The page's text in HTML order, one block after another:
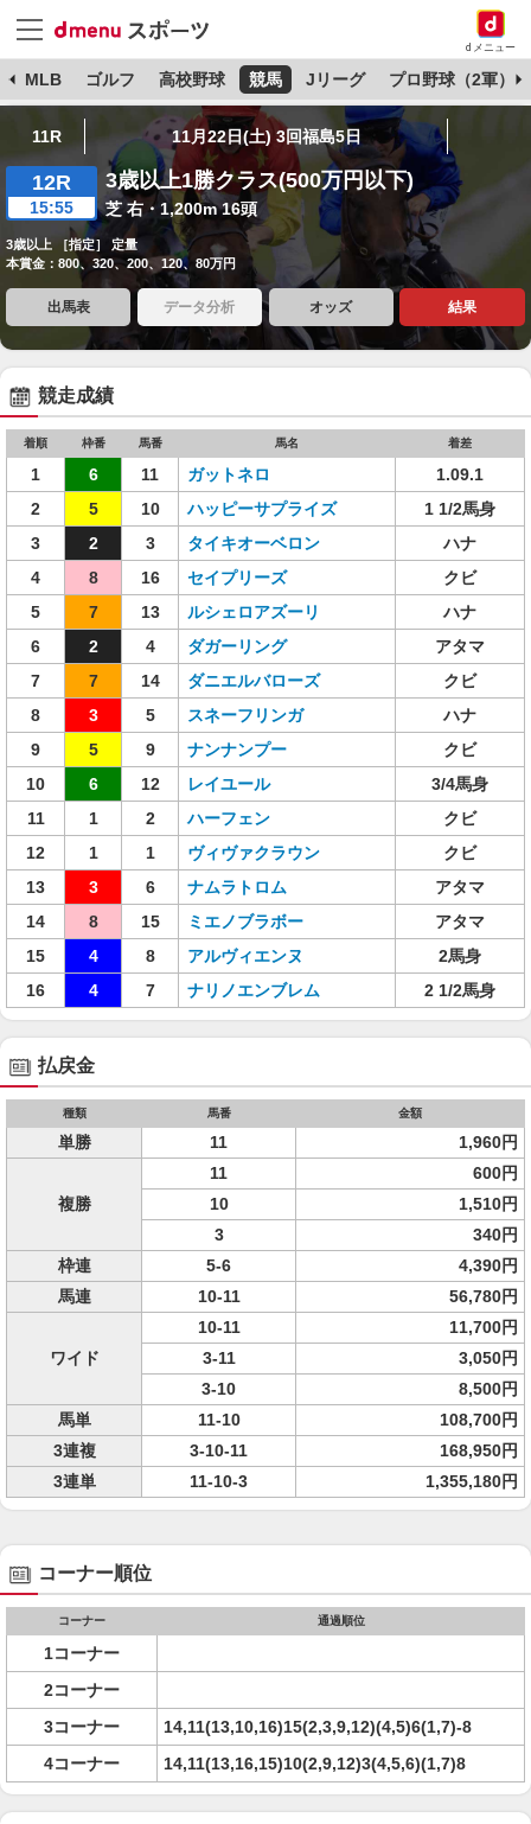
dメニュー
MLB ゴルフ 高校野球 競馬 Jリーグ プロ野球（2軍）
11R 11月22日(土) 3回福島5日
12R
15:55
3歳以上1勝クラス(500万円以下)
芝 右・1,200m 16頭
3歳以上 ［指定］ 定量
本賞金：800、320、200、120、80万円
出馬表 データ分析 オッズ 結果
競走成績
着順 枠番 馬番 馬名 着差
1 6 11 ガットネロ
1.09.1
2
5 10 ハッピーサプライズ
1 1/2馬身
3
2 3 タイキオーベロン
ハナ
4
8 16 セイプリーズ
クビ
5
7 13 ルシェロアズーリ
ハナ
6
2 4 ダガーリング
アタマ
7
7 14 ダニエルバローズ
クビ
8
3 5 スネーフリンガ
ハナ
9
5 9 ナンナンプー
クビ
10
6 12 レイユール
3/4馬身
11
1 2 ハーフェン
クビ
12
1 1 ヴィヴァクラウン
クビ
13
3 6 ナムラトロム
アタマ
14
8 15 ミエノブラボー
アタマ
15
4 8 アルヴィエンヌ
2馬身
16
4 7 ナリノエンブレム 2 1/2馬身
払戻金
種類 馬番 金額
単勝 11 1,960円
複勝
11
600円
10
1,510円
3
340円
枠連
5-6
4,390円
馬連
10-11 56,780円
ワイド
10-11
11,700円
3-11
3,050円
3-10
8,500円
馬単
11-10
108,700円
3連複
3-10-11
168,950円
3連単
11-10-3 1,355,180円
コーナー順位
コーナー 通過順位
1コーナー
2コーナー
3コーナー
14,11(13,10,16)15(2,3,9,12)(4,5)6(1,7)-8
4コーナー
14,11(13,16,15)10(2,9,12)3(4,5,6)(1,7)8